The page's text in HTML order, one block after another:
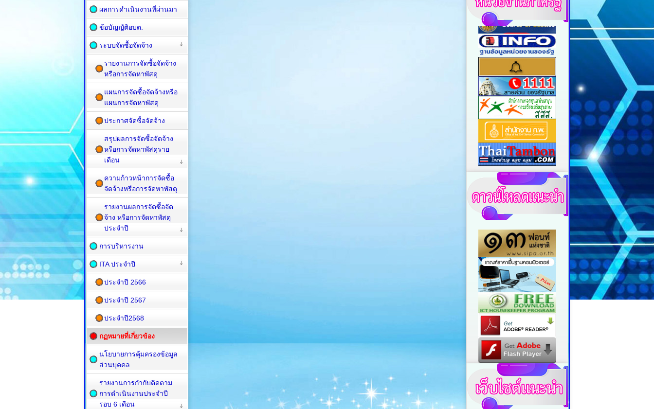
ผลการดำเนินงานที่ผ่านมา
ข้อบัญญัติอบต.
ระบบจัดซื้อจัดจ้าง
รายงานการจัดซื้อจัดจ้าง
หรือการจัดหาพัสดุ
แผนการจัดซื้อจัดจ้างหรือ
แผนการจัดหาพัสดุ
ประกาศจัดซื้อจัดจ้าง
สรุปผลการจัดซื้อจัดจ้าง
หรือการจัดหาพัสดุราย
เดือน
ความก้าวหน้าการจัดซื้อ
จัดจ้างหรือการจัดหาพัสดุ
รายงานผลการจัดซื้อจัด
จ้าง หรือการจัดหาพัสดุ
ประจำปี
การบริหารงาน
ITA ประจำปี
ประจำปี 2566
ประจำปี 2567
ประจำปี2568
กฏหมายที่เกี่ยวข้อง
นโยบายการคุ้มครองข้อมูล
ส่วนบุคคล
รายงานการกำกับติดตาม
การดำเนินงานประจำปี
รอบ 6 เดือน